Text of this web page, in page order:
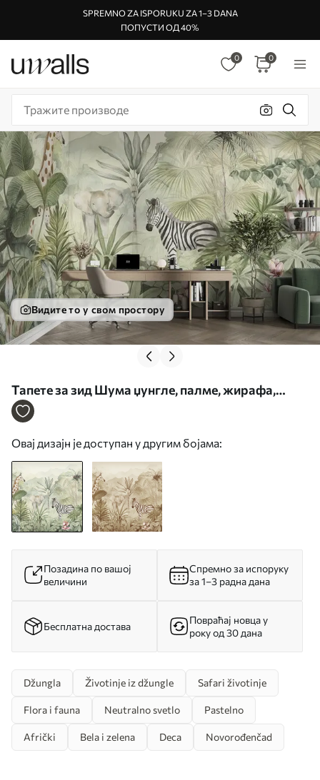
SPREMNO ZA ISPORUKU ZA 1–3 DANA
ПОПУСТИ ОД 40%
0 0
Видите то у свом простору
Тапете за зид Шума џунгле, палме, жирафа,
слон, зебра, акварел, зеленило, дрво банане,
Овај дизајн је доступан у другим бојама:
Позадина по вашој
величини
Спремно за испоруку
за 1–3 радна дана
Бесплатна достава
Повраћај новца у
року од 30 дана
Džungla Životinje iz džungle Safari životinje
Flora i fauna Neutralno svetlo Pastelno
Afrički Bela i zelena Deca Novorođenčad